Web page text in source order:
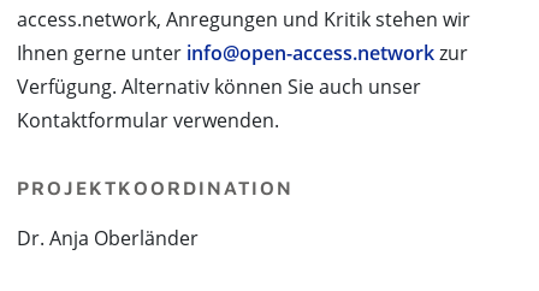
access.network, Anregungen und Kritik stehen wir
Ihnen gerne unter info@open-access.networkzur
Verfügung. Alternativ können Sie auch unser
Kontaktformular verwenden.
PROJEKTKOORDINATION
Dr. Anja Oberländer